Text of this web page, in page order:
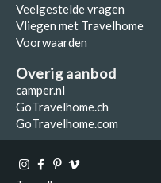
Veelgestelde vragen
Vliegen met Travelhome
Voorwaarden
Overig aanbod
camper.nl
GoTravelhome.ch
GoTravelhome.com